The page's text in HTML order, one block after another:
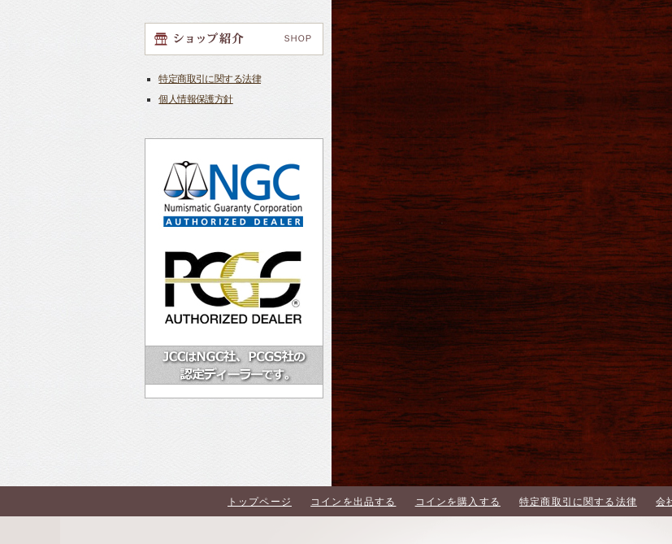
特定商取引に関する法律
個人情報保護方針
トップページ コインを出品する コインを購入する 特定商取引に関する法律 会